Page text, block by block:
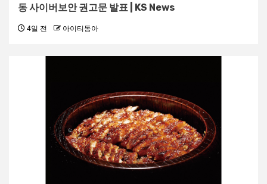
동 사이버보안 권고문 발표 | KS News
4일 전 아이티동아